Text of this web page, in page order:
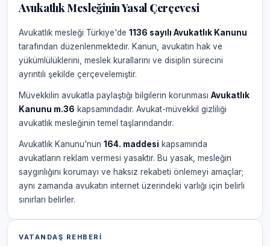
Avukatlık Mesleğinin Yasal Çerçevesi
Avukatlık mesleği Türkiye'de 1136 sayılı Avukatlık Kanunu
tarafından düzenlenmektedir. Kanun, avukatın hak ve
yükümlülüklerini, meslek kurallarını ve disiplin sürecini
ayrıntılı şekilde çerçevelemiştir.
Müvekkilin avukatla paylaştığı bilgilerin korunması Avukatlık
Kanunu m.36 kapsamındadır. Avukat-müvekkil gizliliği
avukatlık mesleğinin temel taşlarındandır.
Avukatlık Kanunu'nun 164. maddesi kapsamında
avukatların reklam vermesi yasaktır. Bu yasak, mesleğin
saygınlığını korumayı ve haksız rekabeti önlemeyi amaçlar;
aynı zamanda avukatın internet üzerindeki varlığı için belirli
sınırları belirler.
VATANDAŞ REHBERI